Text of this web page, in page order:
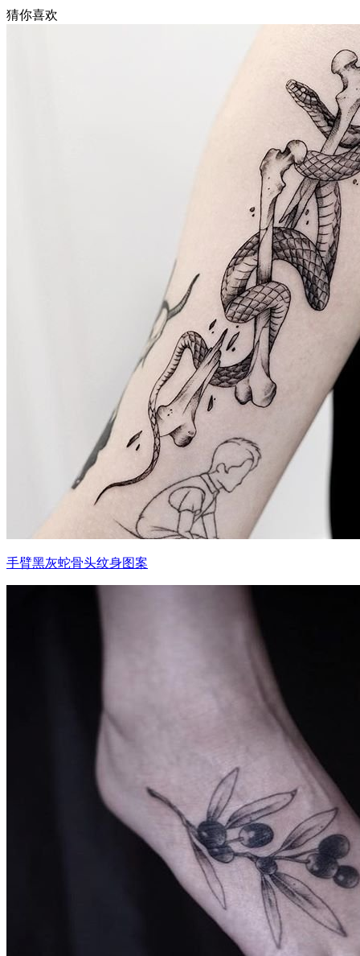
： 服务号：laobingwenshen 订阅号：laobing66666 打造国
文资讯！精美纹身图案及手稿 纹身作品 一站搞定！回复相
问千万素材的微官网，中国最强最全纹身图案尽在其中！
猜你喜欢
手臂黑灰蛇骨头纹身图案